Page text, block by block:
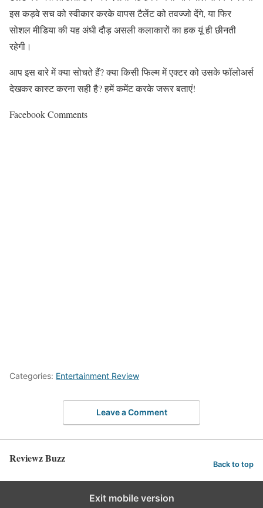
इस कड़वे सच को स्वीकार करके वापस टैलेंट को तवज्जो देंगे,या फिर
सोशल मीडिया की यह अंधी दौड़ असली कलाकारों का हक यूं ही छीनती
रहेगी।
आप इस बारे में क्या सोचते हैं?क्या किसी फिल्म में एक्टर को उसके फॉलोअर्स
देखकर कास्ट करना सही है?हमें कमेंट करके जरूर बताएं!
Facebook Comments
Categories: Entertainment Review
Leave a Comment
Reviewz Buzz Back to top
Exit mobile version